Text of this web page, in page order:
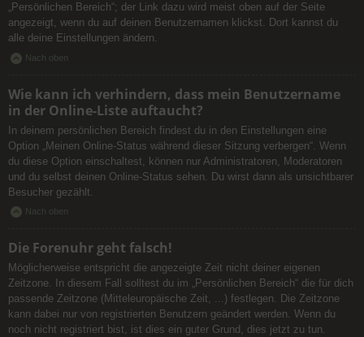
„Persönlichen Bereich“; der Link dazu wird meist oben auf der Seite
angezeigt, wenn du auf deinen Benutzernamen klickst. Dort kannst du
alle deine Einstellungen ändern.
Nach oben
Wie kann ich verhindern, dass mein Benutzername
in der Online-Liste auftaucht?
In deinem persönlichen Bereich findest du in den Einstellungen eine
Option „Meinen Online-Status während dieser Sitzung verbergen“. Wenn
du diese Option einschaltest, können nur Administratoren, Moderatoren
und du selbst deinen Online-Status sehen. Du wirst dann als unsichtbarer
Besucher gezählt.
Nach oben
Die Forenuhr geht falsch!
Möglicherweise entspricht die angezeigte Zeit nicht deiner eigenen
Zeitzone. In diesem Fall solltest du im „Persönlichen Bereich“ die für dich
passende Zeitzone (Mitteleuropäische Zeit, ...) festlegen. Die Zeitzone
kann dabei nur von registrierten Benutzern geändert werden. Wenn du
noch nicht registriert bist, ist dies ein guter Grund, dies jetzt zu tun.